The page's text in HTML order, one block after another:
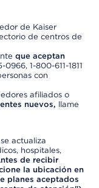
de Kaiser
de centros de
que aceptan
1-800-611-1811
con
afiliados o
nuevos, llame
actualiza
hospitales,
de recibir
la ubicación en
planes aceptados